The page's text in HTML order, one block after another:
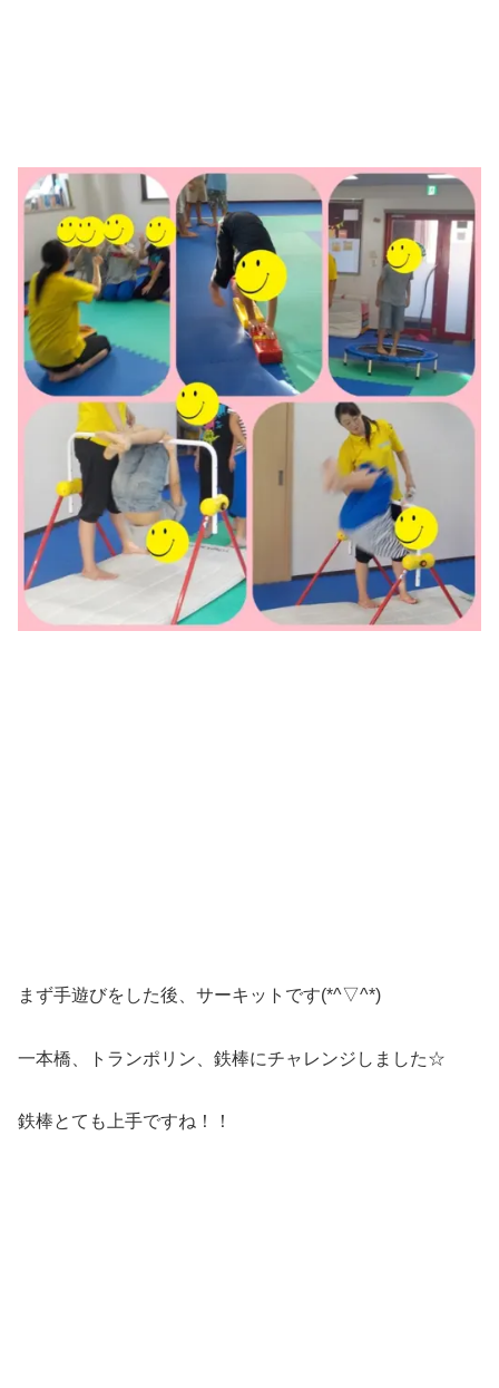
まず手遊びをした後、サーキットです(*^▽^*)
一本橋、トランポリン、鉄棒にチャレンジしました☆
鉄棒とても上手ですね！！